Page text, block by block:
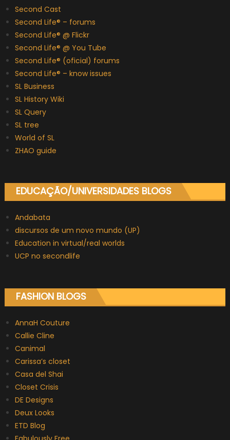
Second Cast
Second Life® – forums
Second Life® @ Flickr
Second Life® @ You Tube
Second Life® (oficial) forums
Second Life® – know issues
SL Business
SL History Wiki
SL Query
SL tree
World of SL
ZHAO guide
EDUCAÇÃO/UNIVERSIDADES BLOGS
Andabata
discursos de um novo mundo (UP)
Education in virtual/real worlds
UCP no secondlife
FASHION BLOGS
AnnaH Couture
Callie Cline
Canimal
Carissa’s closet
Casa del Shai
Closet Crisis
DE Designs
Deux Looks
ETD Blog